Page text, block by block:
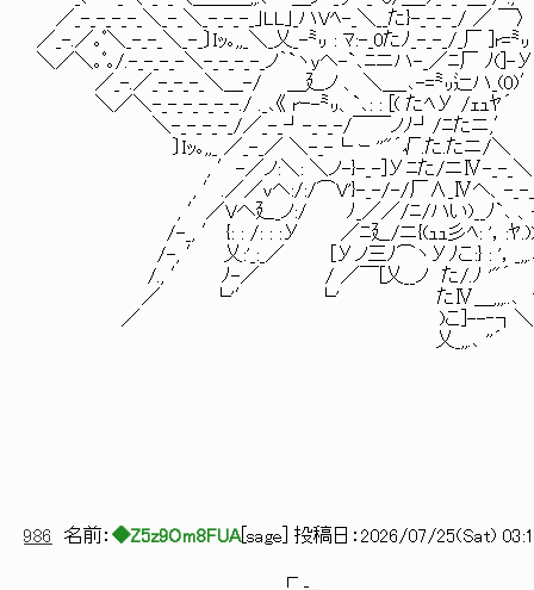
／_-_-_-_-_＼_-_＼_-_-_-_｣LL｣_ハVﾍ-_＼__た}-_-_-_/ ／ ￣〉
／_-.／｡ﾟ＼_-_-_＼_-_〕Iｯ｡,,_＼_乂_-㍉ : ﾏ:-_0たﾉ_-_-_/_厂 ]r=㍉
＼／＼｡ﾟ｡/.-_-_-_-＼-_-_-_-_ノ｀`ヽyヘ-`､ﾆニハ-_／ﾆ厂 ﾉ(]-У
／_-.／_-_-_-_＼＿-/ ＿廴ノ 、 ＼＿
＼／＼-_-_-_-_-_-./ ._､《 rｰ-㍉、`､:
＼-_-_-_-_/／_-_┘-_-_-/￣￣ノ
〕Iｯ｡,,_ ／_-_／ ＼-_-└ ｰ ''"´√.
, ′-／ノ:＼: ＼ノ-}-_-]Уﾆた/ニⅣ-
, ′.／／vヘ:/:/⌒V'}-_-/-/厂∧_Ⅳヘ、-
, ′／Vへ廴_ノ:/ ﾉ_／／/ﾆ/ハい)__ﾉ`､ 、-
/-_, ′ {: : /: : :У ／ﾆ廴/ニ{(ｭｭ彡ﾍ: '，:ﾔ.)>｡
/-, ′ 乂:'_:_／ [Уノ三ﾉ⌒ヽУﾉこ:} : '，_,,.､
/., ′ ﾉ-／ / ／￣[乂__ノ た/.ﾉ '"´ ._
／ └'′ └' たⅣ＿,,,..､
／ )こ]--‐┐＼ `､
乂_,,.､ ''´ `､`､
986 名前： ◆Z5z9Om8FUA[ sage ] 投稿日： 2026/07/25(Sat)
┌ _